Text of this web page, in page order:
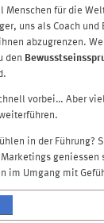
Menschen für die
uns als Coach
abzugrenzen.
den
vorbei… Aber
in der Führung?
geniessen
im Umgang mit